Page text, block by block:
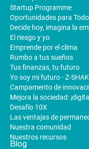
Startup Programme
Oportunidades para
Decide hoy, imagina la
El riesgo y yo
Emprende por el clima
Rumbo a tus sueños
Tus finanzas, tu futuro
Yo soy mi futuro - Z-
Campamento de
Mejora la sociedad:
Desafío 10X
Las ventajas de
Nuestra comunidad
Nuestros recursos
Blog